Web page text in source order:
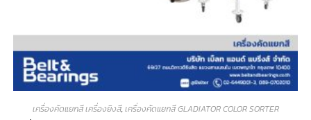
เครื่องคัดแยกสี เครื่องยิงสี,เครื่องคัดแยกสี GLADIATOR COLOR SORTER